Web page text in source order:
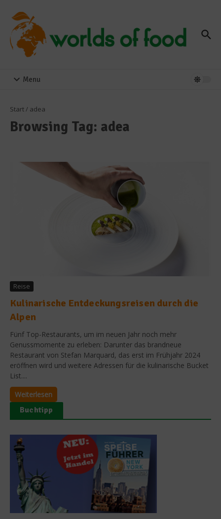
Menu
Start/ adea
Browsing Tag: adea
Reise
Kulinarische Entdeckungsreisen durch die
Alpen
Fünf Top-Restaurants, um im neuen Jahr noch mehr
Genussmomente zu erleben: Darunter das brandneue
Restaurant von Stefan Marquard, das erst im Frühjahr 2024
eröffnen wird und weitere Adressen für die kulinarische Bucket
List....
Weiterlesen
Buchtipp